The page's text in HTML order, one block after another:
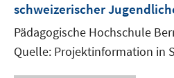
schweizerischer
Pädagogische Hochschule
Quelle: Projektinformation in